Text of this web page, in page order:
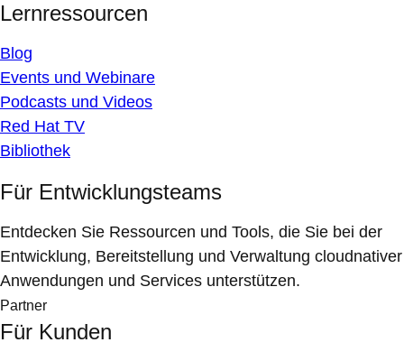
Lernressourcen
Blog
Events und Webinare
Podcasts und Videos
Red Hat TV
Bibliothek
Für Entwicklungsteams
Entdecken Sie Ressourcen und Tools, die Sie bei der
Entwicklung, Bereitstellung und Verwaltung cloudnativer
Anwendungen und Services unterstützen.
Partner
Für Kunden